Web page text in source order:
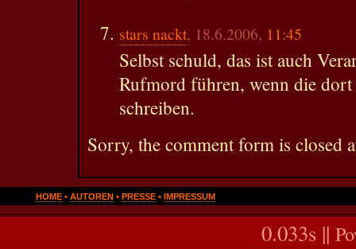
stars nackt, 18.6.2006, 11:45
Selbst schuld, das ist auch
Rufmord führen, wenn die
schreiben.
Sorry, the comment form is closed
HOME • AUTOREN • PRESSE • IMPRESSUM
0.033s ||